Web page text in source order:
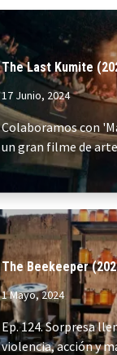
The Last Kumite
17 Junio, 2024
Colaboramos con
un gran filme de
The Beekeeper
1 Mayo, 2024
Ep. 124. Sorpresa
violencia, acción y